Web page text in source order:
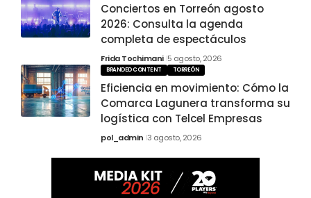
Conciertos en Torreón agosto
2026: Consulta la agenda
completa de espectáculos
Frida Tochimani 5 agosto, 2026
BRANDED CONTENT TORREÓN
Eficiencia en movimiento: Cómo la
Comarca Lagunera transforma su
logística con Telcel Empresas
pol_admin 3 agosto, 2026